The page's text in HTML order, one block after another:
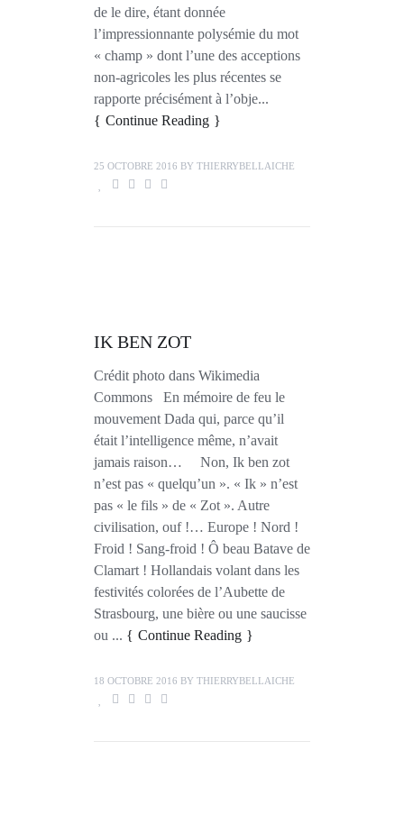
de le dire, étant donnée
l’impressionnante polysémie du mot
« champ » dont l’une des acceptions
non-agricoles les plus récentes se
rapporte précisément à l’obje...
Continue Reading
25 OCTOBRE 2016 BY THIERRYBELLAICHE
IK BEN ZOT
Crédit photo dans Wikimedia
Commons En mémoire de feu le
mouvement Dada qui, parce qu’il
était l’intelligence même, n’avait
jamais raison… Non, Ik ben zot
n’est pas « quelqu’un ». « Ik » n’est
pas « le fils » de « Zot ». Autre
civilisation, ouf !… Europe ! Nord !
Froid ! Sang-froid ! Ô beau Batave de
Clamart ! Hollandais volant dans les
festivités colorées de l’Aubette de
Strasbourg, une bière ou une saucisse
ou ...
Continue Reading
18 OCTOBRE 2016 BY THIERRYBELLAICHE